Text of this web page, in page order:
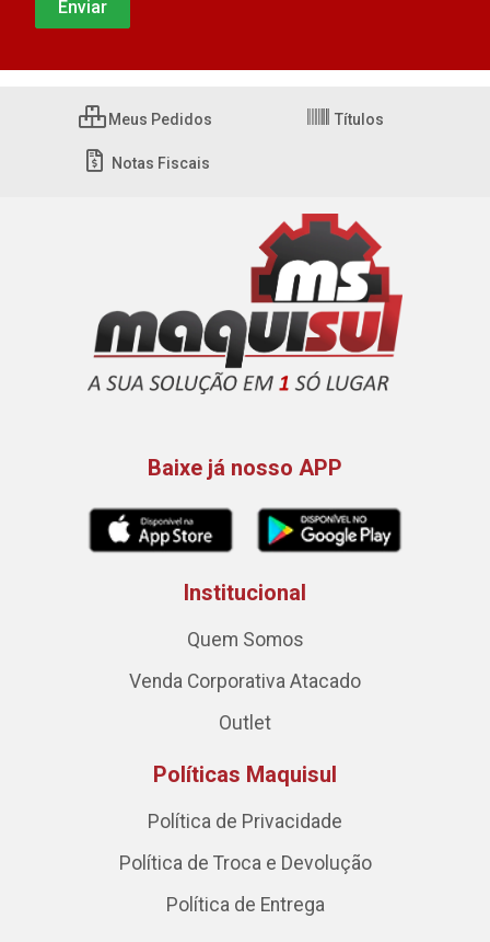
Meus Pedidos Títulos
Notas Fiscais
Baixe já nosso APP
Institucional
Quem Somos
Venda Corporativa Atacado
Outlet
Políticas Maquisul
Política de Privacidade
Política de Troca e Devolução
Política de Entrega